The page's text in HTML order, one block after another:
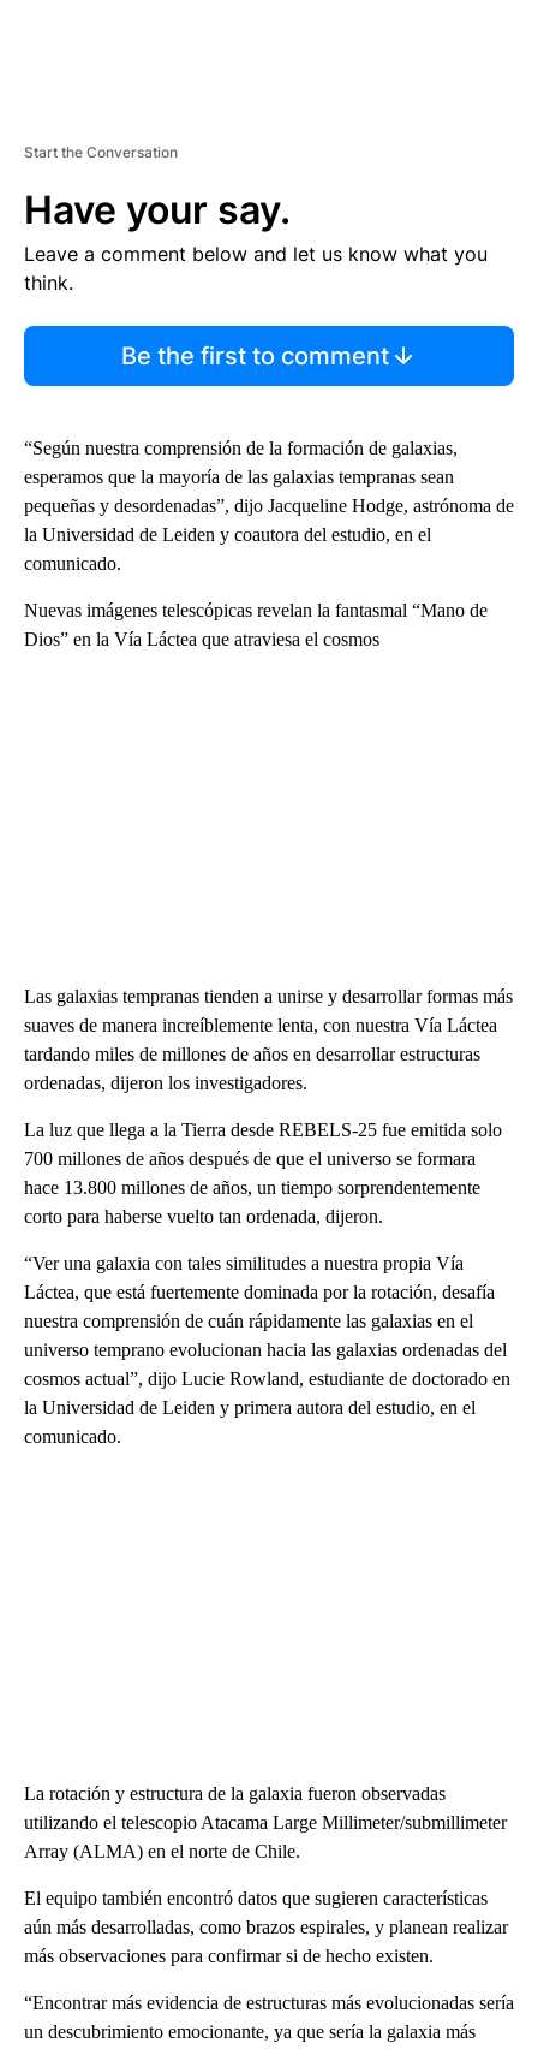
Start the Conversation
Have your say.
Leave a comment below and let us know what you
think.
Be the first to comment
“Según nuestra comprensión de la formación de galaxias,
esperamos que la mayoría de las galaxias tempranas sean
pequeñas y desordenadas”, dijo Jacqueline Hodge, astrónoma de
la Universidad de Leiden y coautora del estudio, en el
comunicado.
Nuevas imágenes telescópicas revelan la fantasmal “Mano de
Dios” en la Vía Láctea que atraviesa el cosmos
Las galaxias tempranas tienden a unirse y desarrollar formas más
suaves de manera increíblemente lenta, con nuestra Vía Láctea
tardando miles de millones de años en desarrollar estructuras
ordenadas, dijeron los investigadores.
La luz que llega a la Tierra desde REBELS-25 fue emitida solo
700 millones de años después de que el universo se formara
hace 13.800 millones de años, un tiempo sorprendentemente
corto para haberse vuelto tan ordenada, dijeron.
“Ver una galaxia con tales similitudes a nuestra propia Vía
Láctea, que está fuertemente dominada por la rotación, desafía
nuestra comprensión de cuán rápidamente las galaxias en el
universo temprano evolucionan hacia las galaxias ordenadas del
cosmos actual”, dijo Lucie Rowland, estudiante de doctorado en
la Universidad de Leiden y primera autora del estudio, en el
comunicado.
La rotación y estructura de la galaxia fueron observadas
utilizando el telescopio Atacama Large Millimeter/submillimeter
Array (ALMA) en el norte de Chile.
El equipo también encontró datos que sugieren características
aún más desarrolladas, como brazos espirales, y planean realizar
más observaciones para confirmar si de hecho existen.
“Encontrar más evidencia de estructuras más evolucionadas sería
un descubrimiento emocionante, ya que sería la galaxia más